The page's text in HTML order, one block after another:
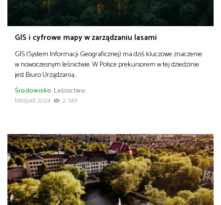
GIS i cyfrowe mapy w zarządzaniu lasami
GIS (System Informacji Geograficznej) ma dziś kluczowe znaczenie
w nowoczesnym leśnictwie. W Polsce prekursorem w tej dziedzinie
jest Biuro Urządzania…
Leśnictwo
Środowisko
listopad 2024
2 749